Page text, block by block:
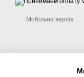
Мобільна версія